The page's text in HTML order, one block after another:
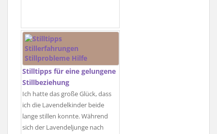
Stilltipps für eine gelungene
Stillbeziehung
Ich hatte das große Glück, dass
ich die Lavendelkinder beide
lange stillen konnte. Während
sich der Lavendeljunge nach